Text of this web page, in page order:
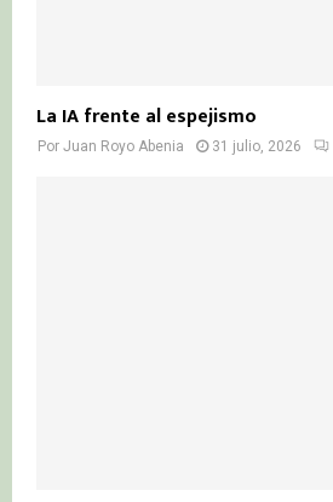
La IA frente al espejismo
Por Juan Royo Abenia 31 julio, 2026